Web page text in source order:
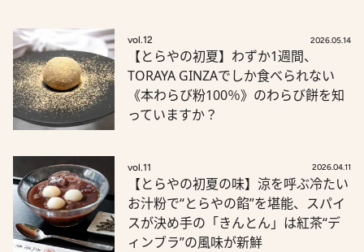
vol.12 2026.05.14
【とらやの初夏】わずか1週間、
TORAYA GINZAでしか食べられない
《本わらび粉100％》のわらび餅を知
っていますか？
vol.11 2026.04.11
【とらやの初夏の味】涼を呼ぶ冷たい
お汁粉で“とらやの餡”を堪能、スパイ
スが決め手の「きんとん」は紅茶“デ
ィンブラ”の風味が新鮮